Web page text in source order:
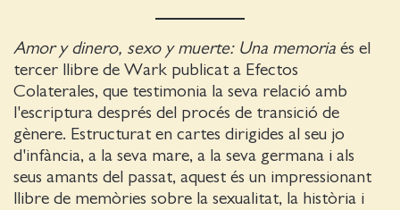
Amor y dinero, sexo y muerte: Una memoria és el
tercer llibre de Wark publicat a Efectos
Colaterales, que testimonia la seva relació amb
l'escriptura després del procés de transició de
gènere. Estructurat en cartes dirigides al seu jo
d'infància, a la seva mare, a la seva germana i als
seus amants del passat, aquest és un impressionant
llibre de memòries sobre la sexualitat, la història i